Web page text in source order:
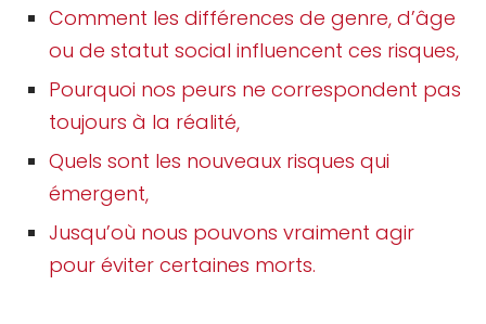
Comment les différences de genre, d’âge
ou de statut social influencent ces risques,
Pourquoi nos peurs ne correspondent pas
toujours à la réalité,
Quels sont les nouveaux risques qui
émergent,
Jusqu’où nous pouvons vraiment agir
pour éviter certaines morts.